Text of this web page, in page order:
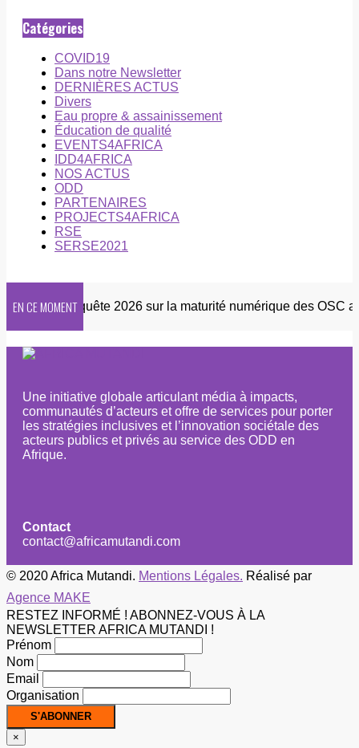
Catégories
COVID19
Dans notre Newsletter
DERNIÈRES ACTUS
Divers
Eau propre & assainissement
Éducation de qualité
EVENTS4AFRICA
IDD4AFRICA
NOS ACTUS
ODD
PARTENAIRES
PROJECTS4AFRICA
RSE
SERSE2021
EN CE MOMENT
Enquête 2026 sur la maturité numérique des OSC
Une initiative globale articulant média à impacts,
communautés d’acteurs et offre de services pour porter
les stratégies inclusives et l’innovation sociétale des
acteurs publics et privés au service des ODD en
Afrique.
Contact
contact@africamutandi.com
© 2020 Africa Mutandi. Mentions Légales. Réalisé par
Agence MAKE
RESTEZ INFORMÉ ! ABONNEZ-VOUS À LA
NEWSLETTER AFRICA MUTANDI !
Prénom
Nom
Email
Organisation
×